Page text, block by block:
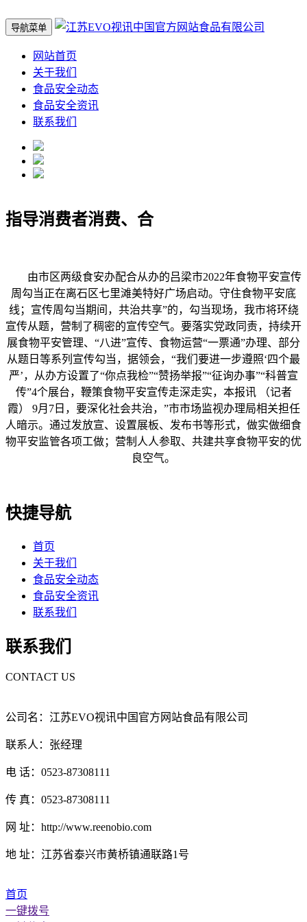
导航菜单
网站首页
关于我们
食品安全动态
食品安全资讯
联系我们
指导消费者消费、合
由市区两级食安办配合从办的吕梁市2022年食物平安宣传
周勾当正在离石区七里滩美特好广场启动。守住食物平安底
线；宣传周勾当期间，共治共享”的，勾当现场，我市将环绕
宣传从题，营制了稠密的宣传空气。要落实党政同责，持续开
展食物平安管理、“八进”宣传、食物运营“一票通”办理、部分
从题日等系列宣传勾当，据领会，“我们要进一步遵照‘四个最
严’，从办方设置了“你点我检”“赞扬举报”“征询办事”“科普宣
传”4个展台，鞭策食物平安宣传走深走实，本报讯 （记者
霞） 9月7日，要深化社会共治，”市市场监视办理局相关担任
人暗示。通过发放宣、设置展板、发布书等形式，做实做细食
物平安监管各项工做；营制人人参取、共建共享食物平安的优
良空气。
快捷导航
首页
关于我们
食品安全动态
食品安全资讯
联系我们
联系我们
CONTACT US
公司名：江苏EVO视讯中国官方网站食品有限公司
联系人：张经理
电 话：0523-87308111
传 真：0523-87308111
网 址：http://www.reenobio.com
地 址：江苏省泰兴市黄桥镇通联路1号
首页
一键拨号